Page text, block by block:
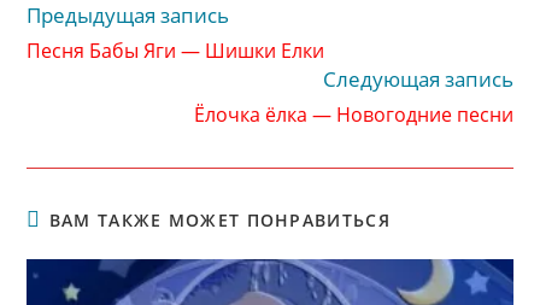
Читать
статьи
Предыдущая запись
Песня Бабы Яги — Шишки Елки
Следующая запись
Ёлочка ёлка — Новогодние песни
ВАМ ТАКЖЕ МОЖЕТ ПОНРАВИТЬСЯ